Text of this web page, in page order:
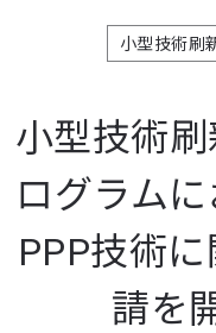
小型技術刷
小型技術
ログラム
PPP技術
請を